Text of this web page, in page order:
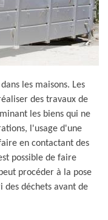
les maisons. Les
des travaux de
les biens qui ne
l'usage d'une
en contactant des
possible de faire
procéder à la pose
des déchets avant de